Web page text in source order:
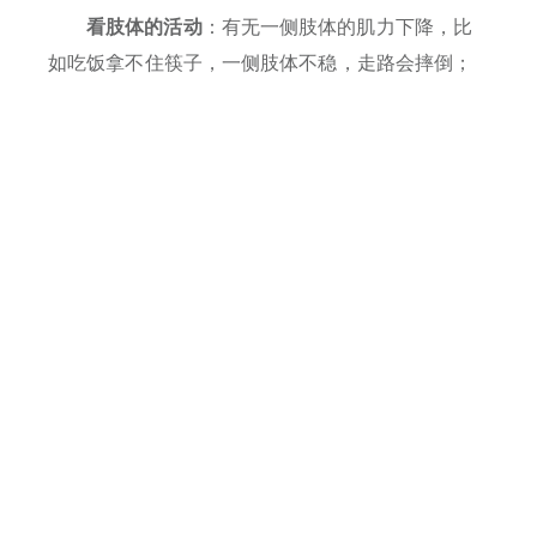
看肢体的活动：有无一侧肢体的肌力下降，比
如吃饭拿不住筷子，一侧肢体不稳，走路会摔倒；